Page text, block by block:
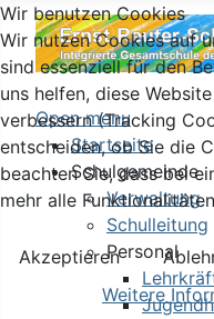
Open menu
Startseite
Schulgemeinde
Verwaltung
Schulleitung
Personal
Wir benutzen Cookies
Wir nutzen Cookies auf
sind essenziell für den
uns helfen, diese
verbessern (Tracking
entscheiden, ob Sie die
beachten Sie, dass bei
mehr alle
Akzeptieren
Weitere